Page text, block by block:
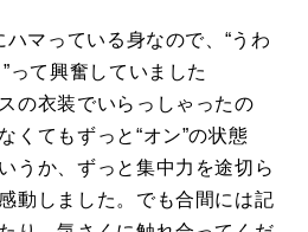
マっている身なので、“うわ
って興奮していました
の衣装でいらっしゃったの
くてもずっと“オン”の状態
うか、ずっと集中力を途切ら
動しました。でも合間には記